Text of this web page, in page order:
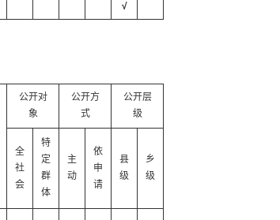
√
公开对
象
公开方
式
公开层
级
全
社
会
特
定
群
体
主
动
依
申
请
县
级
乡
级